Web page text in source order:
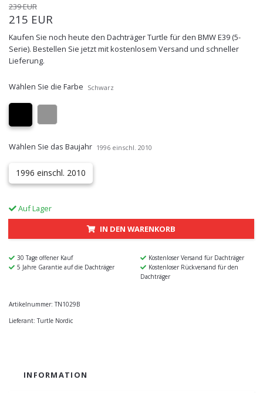
239 EUR
215 EUR
Kaufen Sie noch heute den Dachträger Turtle für den BMW E39 (5-
Serie). Bestellen Sie jetzt mit kostenlosem Versand und schneller
Lieferung.
Wählen Sie die Farbe Schwarz
Wählen Sie das Baujahr 1996 einschl. 2010
1996 einschl. 2010
Auf Lager
IN DEN WARENKORB
30 Tage offener Kauf
Kostenloser Versand für Dachträger
5 Jahre Garantie auf die Dachträger
Kostenloser Rückversand für den
Dachträger
Artikelnummer: TN1029B
Lieferant: Turtle Nordic
INFORMATION